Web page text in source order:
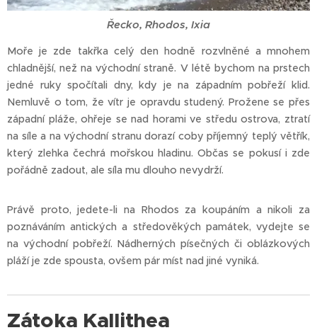
Řecko, Rhodos, Ixia
Moře je zde takřka celý den hodně rozvlněné a mnohem
chladnější, než na východní straně. V létě bychom na prstech
jedné ruky spočítali dny, kdy je na západním pobřeží klid.
Nemluvě o tom, že vítr je opravdu studený. Prožene se přes
západní pláže, ohřeje se nad horami ve středu ostrova, ztratí
na síle a na východní stranu dorazí coby příjemný teplý větřík,
který zlehka čechrá mořskou hladinu. Občas se pokusí i zde
pořádně zadout, ale síla mu dlouho nevydrží.
Právě proto, jedete-li na Rhodos za koupáním a nikoli za
poznáváním antických a středověkých památek, vydejte se
na východní pobřeží. Nádherných písečných či oblázkových
pláží je zde spousta, ovšem pár míst nad jiné vyniká.
Zátoka Kallithea